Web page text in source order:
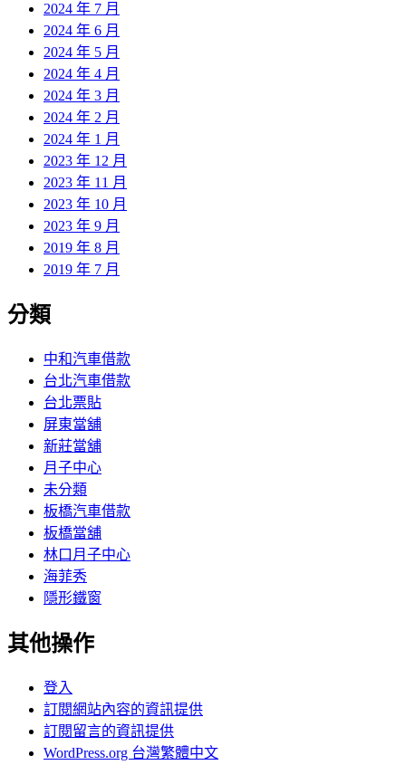
2024 年 7 月
2024 年 6 月
2024 年 5 月
2024 年 4 月
2024 年 3 月
2024 年 2 月
2024 年 1 月
2023 年 12 月
2023 年 11 月
2023 年 10 月
2023 年 9 月
2019 年 8 月
2019 年 7 月
分類
中和汽車借款
台北汽車借款
台北票貼
屏東當舖
新莊當舖
月子中心
未分類
板橋汽車借款
板橋當舖
林口月子中心
海菲秀
隱形鐵窗
其他操作
登入
訂閱網站內容的資訊提供
訂閱留言的資訊提供
WordPress.org 台灣繁體中文